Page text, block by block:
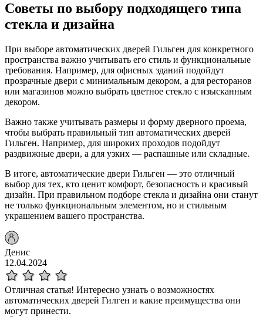
Советы по выбору подходящего типа
стекла и дизайна
При выборе автоматических дверей Гильген для конкретного
пространства важно учитывать его стиль и функциональные
требования. Например, для офисных зданий подойдут
прозрачные двери с минимальным декором, а для ресторанов
или магазинов можно выбрать цветное стекло с изысканным
декором.
Важно также учитывать размеры и форму дверного проема,
чтобы выбрать правильный тип автоматических дверей
Гильген. Например, для широких проходов подойдут
раздвижные двери, а для узких — распашные или складные.
В итоге, автоматические двери Гильген — это отличный
выбор для тех, кто ценит комфорт, безопасность и красивый
дизайн. При правильном подборе стекла и дизайна они станут
не только функциональным элементом, но и стильным
украшением вашего пространства.
Денис
12.04.2024
Отличная статья! Интересно узнать о возможностях
автоматических дверей Гилген и какие преимущества они
могут принести.